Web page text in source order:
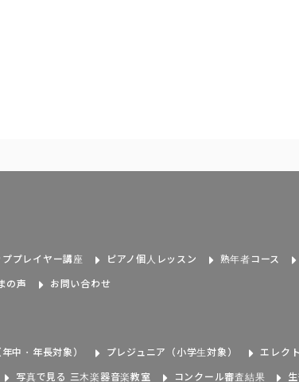
プレイヤー講座 ピアノ個人レッスン 熟年者コース
の声 お問い合わせ
中・年長対象） プレジュニア（小学生対象） エレク
写真で見る 三木楽器音楽教室 コンクール審査結果